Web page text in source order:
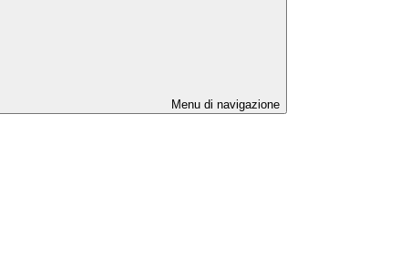
Menu di navigazione